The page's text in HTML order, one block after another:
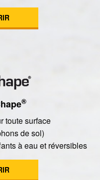
®
toute surface
de sol)
à eau et réversibles